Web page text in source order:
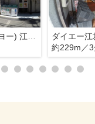
ダイエー
約229m／